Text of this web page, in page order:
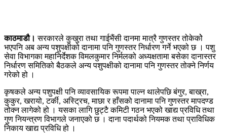
काठमाडौ। सरकारले कुखुरा तथा गाईभैंसी दानमा मात्रै गुणस्तर तोकेकोे
भएपनि अब अन्य पशुपक्षीको दानामा पनि गुणस्तर निर्धारण गर्ने भएको छ । पशु
सेवा विभागका महानिर्देशक विमलकुमार निर्मलको अध्यक्षतामा बसेका दानास्तर
निर्धारण समितिको बैठकले अन्य पशुपक्षीको दानामा पनि गुणस्तर तोक्ने निर्णय
गरेको हो ।
कृषकले अन्य पशुपक्षी पनि व्यावसायिक रूपमा पाल्न थालेपछि बंगुर, बाख्रा,
कुकुर, खरायो, टर्की, अस्ट्रिच, माछा र हाँसको दानामा पनि गुणस्तर मापदण्ड
तोक्न लागेको हो । यसका लागि छुट्टै कमिटी गठन भएको खाद्य प्रविधि तथा
गुण नियन्त्रण विभागले जनाएको छ । दाना पदार्थको नियमक तथा प्राविधिक
निकाय खाद्य प्रविधि हो ।